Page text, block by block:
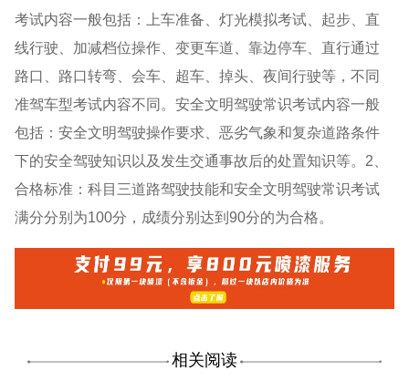
考试内容一般包括：上车准备、灯光模拟考试、起步、直
线行驶、加减档位操作、变更车道、靠边停车、直行通过
路口、路口转弯、会车、超车、掉头、夜间行驶等，不同
准驾车型考试内容不同。安全文明驾驶常识考试内容一般
包括：安全文明驾驶操作要求、恶劣气象和复杂道路条件
下的安全驾驶知识以及发生交通事故后的处置知识等。2、
合格标准：科目三道路驾驶技能和安全文明驾驶常识考试
满分分别为100分，成绩分别达到90分的为合格。
相关阅读